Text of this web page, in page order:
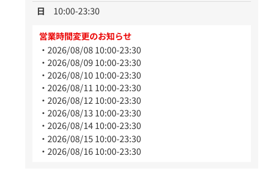
日
10:00-23:30
営業時間変更のお知らせ
2026/08/08 10:00-23:30
2026/08/09 10:00-23:30
2026/08/10 10:00-23:30
2026/08/11 10:00-23:30
2026/08/12 10:00-23:30
2026/08/13 10:00-23:30
2026/08/14 10:00-23:30
2026/08/15 10:00-23:30
2026/08/16 10:00-23:30